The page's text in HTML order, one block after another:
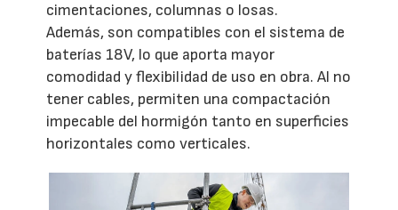
cimentaciones, columnas o losas.
Además, son compatibles con el sistema de
baterías 18V, lo que aporta mayor
comodidad y flexibilidad de uso en obra. Al no
tener cables, permiten una compactación
impecable del hormigón tanto en superficies
horizontales como verticales.